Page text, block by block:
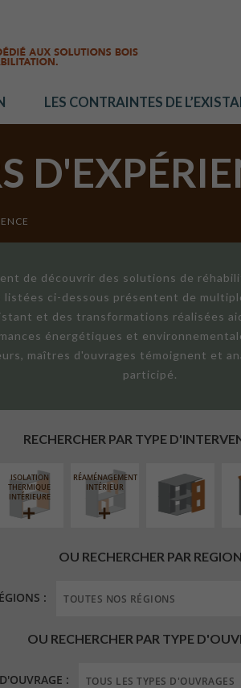
LES CONTRAINTES DE
de découvrir des solutions de
ci-dessous présentent de
et des transformations réalisées
énergétiques et
maîtres d'ouvrages témoignent et
participé.
RECHERCHER PAR TYPE
ISOLATION
THERMIQUE
INTÉRIEURE
RÉAMÉNAGEMENT
INTÉRIEUR
OU RECHERCHER PAR REGION
:
OU RECHERCHER PAR TYPE
: